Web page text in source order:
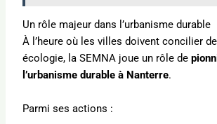
Un rôle majeur dans l’urbanisme durable
À l’heure où les villes doivent concilier
écologie, la SEMNA joue un rôle de
l’urbanisme durable à Nanterre.
Parmi ses actions :